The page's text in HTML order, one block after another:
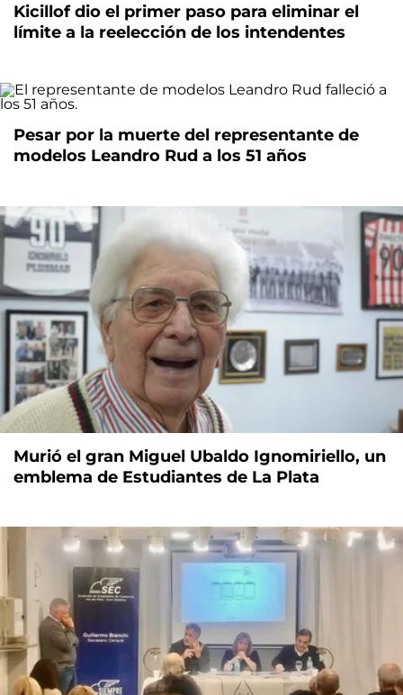
Kicillof dio el primer paso para eliminar el
límite a la reelección de los intendentes
Pesar por la muerte del representante de
modelos Leandro Rud a los 51 años
Murió el gran Miguel Ubaldo Ignomiriello, un
emblema de Estudiantes de La Plata